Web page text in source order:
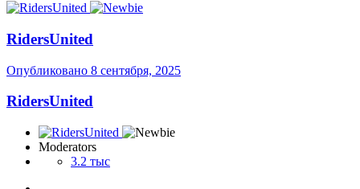
RidersUnited
Опубликовано 8 сентября, 2025
RidersUnited
Moderators
3.2 тыс